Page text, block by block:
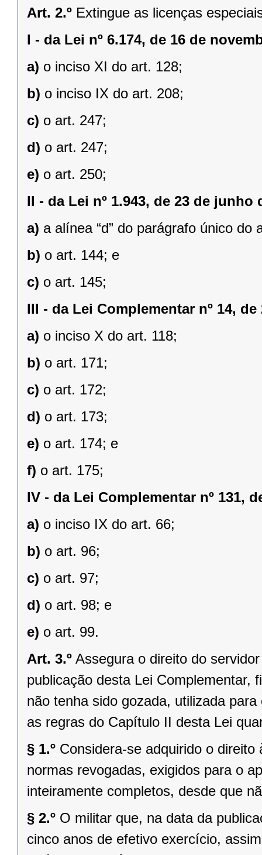
Art. 2.º Extingue as licenças
I - da Lei nº 6.174, de 16 de
a) o inciso XI do art. 128;
b) o inciso IX do art. 208;
c) o art. 247;
d) o art. 247;
e) o art. 250;
II - da Lei nº 1.943, de 23 de junho
a) a alínea “d” do parágrafo único do
b) o art. 144; e
c) o art. 145;
III - da Lei Complementar nº 14,
a) o inciso X do art. 118;
b) o art. 171;
c) o art. 172;
d) o art. 173;
e) o art. 174; e
f) o art. 175;
IV - da Lei Complementar nº 131,
a) o inciso IX do art. 66;
b) o art. 96;
c) o art. 97;
d) o art. 98; e
e) o art. 99.
Art. 3.º Assegura o direito do
publicação desta Lei Complementar,
não tenha sido gozada, utilizada
as regras do Capítulo II desta Lei
§ 1.º Considera-se adquirido o
normas revogadas, exigidos para o
inteiramente completos, desde que
§ 2.º O militar que, na data da
cinco anos de efetivo exercício,